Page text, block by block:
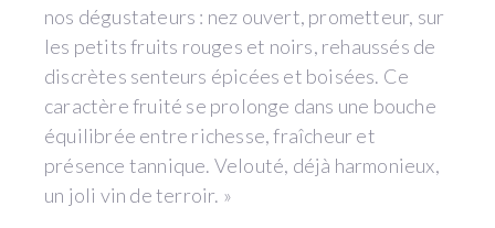
nos dégustateurs : nez ouvert, prometteur, sur
les petits fruits rouges et noirs, rehaussés de
discrètes senteurs épicées et boisées. Ce
caractère fruité se prolonge dans une bouche
équilibrée entre richesse, fraîcheur et
présence tannique. Velouté, déjà harmonieux,
un joli vin de terroir. »